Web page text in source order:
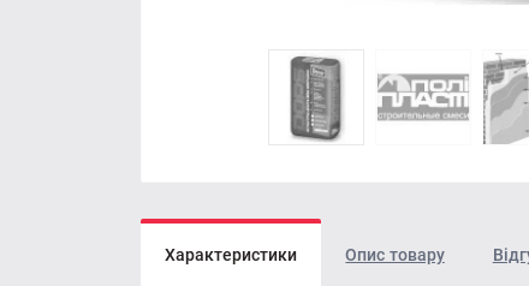
Характеристики Опис товару